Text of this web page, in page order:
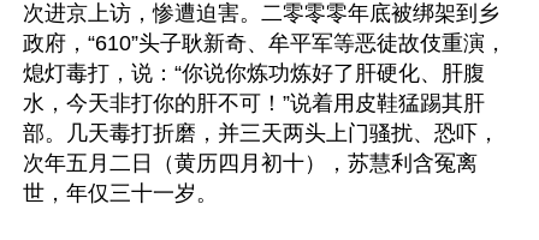
次进京上访，惨遭迫害。二零零零年底被绑架到乡
政府，“610”头子耿新奇、牟平军等恶徒故伎重演，
熄灯毒打，说：“你说你炼功炼好了肝硬化、肝腹
水，今天非打你的肝不可！”说着用皮鞋猛踢其肝
部。几天毒打折磨，并三天两头上门骚扰、恐吓，
次年五月二日（黄历四月初十），苏慧利含冤离
世，年仅三十一岁。